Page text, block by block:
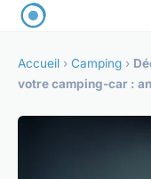
Accueil › Camping ›
votre camping-car :